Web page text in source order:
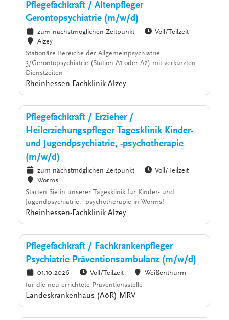
Pflegefachkraft / Altenpfleger
Gerontopsychiatrie (m/w/d)
zum nächstmöglichen Zeitpunkt
Voll/Teilzeit
Alzey
Stationäre Bereiche der Allgemeinpsychiatrie
3/Gerontopsychiatrie (Station A1 oder A2) mit verkürzten
Dienstzeiten
Rheinhessen-Fachklinik Alzey
Pflegefachkraft / Erzieher /
Heilerziehungspfleger Tagesklinik Kinder-
und Jugendpsychiatrie, -psychotherapie
(m/w/d)
zum nächstmöglichen Zeitpunkt
Voll/Teilzeit
Worms
Starten Sie in unserer Tagesklinik für Kinder- und
Jugendpsychiatrie, -psychotherapie in Worms!
Rheinhessen-Fachklinik Alzey
Pflegefachkraft / Fachkrankenpfleger
Psychiatrie Präventionsambulanz (m/w/d)
01.10.2026 Voll/Teilzeit
Weißenthurm
für die neu errichtete Präventionsstelle
Landeskrankenhaus (AöR) MRV